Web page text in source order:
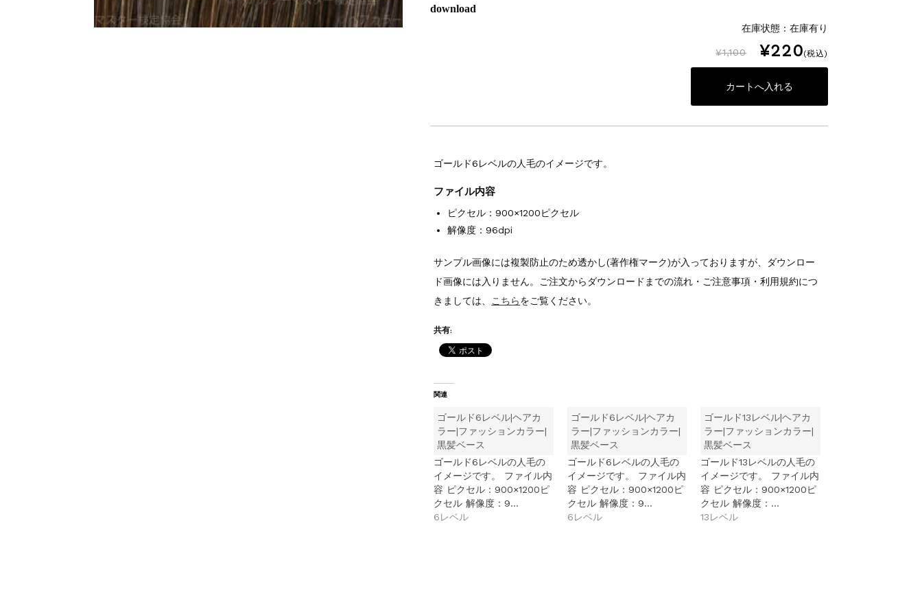
download
在庫状態 : 在庫有り
¥1,100 ¥220(税込)
ゴールド6レベルの人毛のイメージです。
ファイル内容
ピクセル：900×1200ピクセル
解像度：96dpi
サンプル画像には複製防止のため透かし(著作権マーク)が入っておりますが、ダウンロー
ド画像には入りません。ご注文からダウンロードまでの流れ・ご注意事項・利用規約につ
きましては、
こちらをご覧ください。
共有:
関連
ゴールド6レベル|ヘアカ
ラー|ファッションカラー|
黒髪ベース
ゴールド6レベルの人毛の
イメージです。 ファイル内
容 ピクセル：900×1200ピ
クセル 解像度：9…
6レベル
ゴールド6レベル|ヘアカ
ラー|ファッションカラー|
黒髪ベース
ゴールド6レベルの人毛の
イメージです。 ファイル内
容 ピクセル：900×1200ピ
クセル 解像度：9…
6レベル
ゴールド13レベル|ヘアカ
ラー|ファッションカラー|
黒髪ベース
ゴールド13レベルの人毛の
イメージです。 ファイル内
容 ピクセル：900×1200ピ
クセル 解像度：…
13レベル